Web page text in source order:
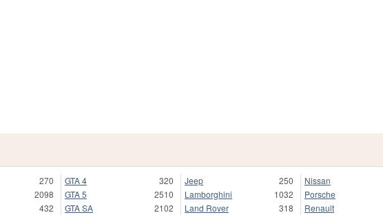
270
2098
432
GTA 4
320
GTA 5
2510
GTA SA
2102
Jeep
250
Lamborghini
1032
Land Rover
318
Nissan
Porsche
Renault